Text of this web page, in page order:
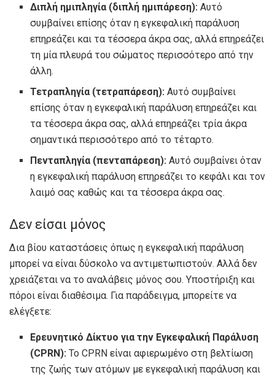
Διπλή ημιπληγία (διπλή ημιπάρεση): Αυτό
συμβαίνει επίσης όταν η εγκεφαλική παράλυση
επηρεάζει και τα τέσσερα άκρα σας, αλλά επηρεάζει
τη μία πλευρά του σώματος περισσότερο από την
άλλη.
Τετραπληγία (τετραπάρεση): Αυτό συμβαίνει
επίσης όταν η εγκεφαλική παράλυση επηρεάζει και
τα τέσσερα άκρα σας, αλλά επηρεάζει τρία άκρα
σημαντικά περισσότερο από το τέταρτο.
Πενταπληγία (πενταπάρεση): Αυτό συμβαίνει όταν
η εγκεφαλική παράλυση επηρεάζει το κεφάλι και τον
λαιμό σας καθώς και τα τέσσερα άκρα σας.
Δεν είσαι μόνος
Δια βίου καταστάσεις όπως η εγκεφαλική παράλυση
μπορεί να είναι δύσκολο να αντιμετωπιστούν. Αλλά δεν
χρειάζεται να το αναλάβεις μόνος σου. Υποστήριξη και
πόροι είναι διαθέσιμα. Για παράδειγμα, μπορείτε να
ελέγξετε:
Ερευνητικό Δίκτυο για την Εγκεφαλική Παράλυση
(CPRN): Το CPRN είναι αφιερωμένο στη βελτίωση
της ζωής των ατόμων με εγκεφαλική παράλυση και